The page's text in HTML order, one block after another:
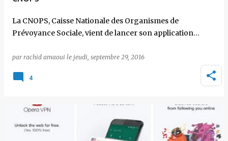
La CNOPS, Caisse Nationale des Organismes de
Prévoyance Sociale, vient de lancer son application…
par rachid amaoui le jeudi, septembre 29, 2016
4